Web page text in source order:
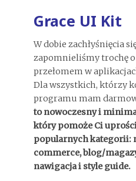
Grace UI Kit
W dobie zachłyśnięcia
zapomnieliśmy trochę o
przełomem w
Dla wszystkich, którzy
programu mam
to nowoczesny i
który pomoże Ci
popularnych kategorii:
commerce, blog/
nawigacja i style guide.